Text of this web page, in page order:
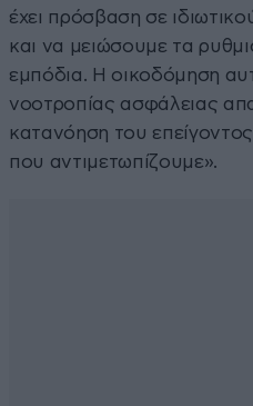
έχει πρόσβαση σε
και να μειώσουμε τα
εμπόδια. Η οικοδόμηση
νοοτροπίας ασφάλειας
κατανόηση του
που αντιμετωπίζουμε».